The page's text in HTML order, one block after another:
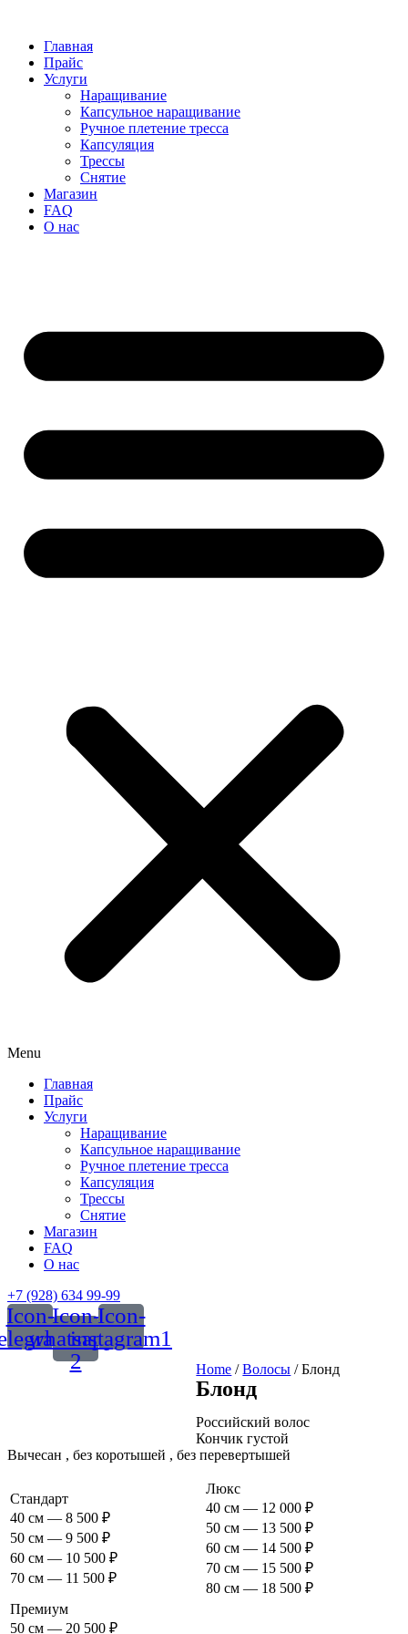
Главная
Прайс
Услуги
Наращивание
Капсульное наращивание
Ручное плетение тресса
Капсуляция
Трессы
Снятие
Магазин
FAQ
О нас
Menu
Главная
Прайс
Услуги
Наращивание
Капсульное наращивание
Ручное плетение тресса
Капсуляция
Трессы
Снятие
Магазин
FAQ
О нас
+7 (928) 634 99-99
Icon-Icon-
whatsapp-
2
Icon-
instagram1
Home /Волосы / Блонд
Блонд
Российский волос
Кончик густой
Вычесан , без коротышей , без перевертышей
Стандарт
40 см — 8 500 ₽
50 см — 9 500 ₽
60 см — 10 500 ₽
70 см — 11 500 ₽
Люкс
40 см — 12 000 ₽
50 см — 13 500 ₽
60 см — 14 500 ₽
70 см — 15 500 ₽
80 см — 18 500 ₽
Премиум
50 см — 20 500 ₽